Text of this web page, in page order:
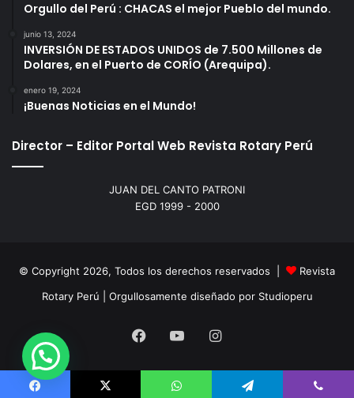
Orgullo del Perú : CHACAS el mejor Pueblo del mundo.
junio 13, 2024
INVERSIÓN DE ESTADOS UNIDOS de 7.500 Millones de
Dolares, en el Puerto de CORÍO (Arequipa).
enero 19, 2024
¡Buenas Noticias en el Mundo!
Director – Editor Portal Web Revista Rotary Perú
JUAN DEL CANTO PATRONI
EGD 1999 - 2000
© Copyright 2026, Todos los derechos reservados |
Revista
Rotary Perú | Orgullosamente diseñado por Studioperu
Facebook
YouTubeInstagram